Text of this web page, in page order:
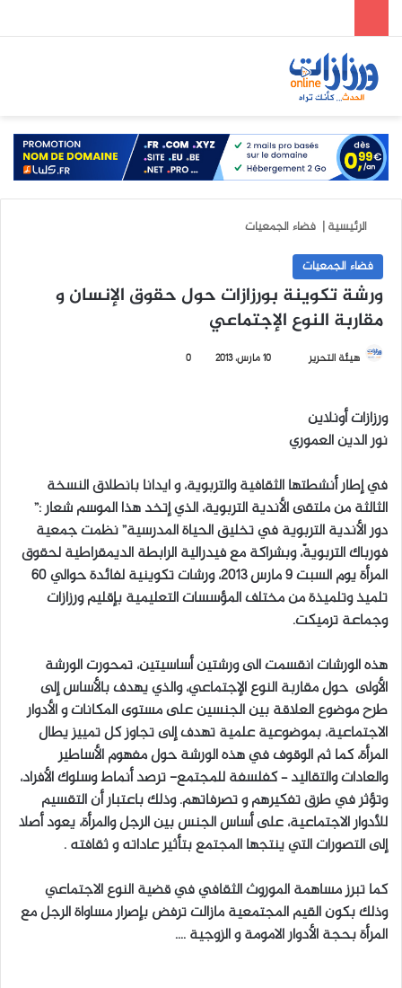
الرئيسية| فضاء الجمعيات
فضاء الجمعيات
ورشة تكوينة بورزازات حول حقوق الإنسان و
مقاربة النوع الإجتماعي
هيئة التحرير
ب
ي
د
ا
إ
ك
و
ن
ي
ا
10 مارس، 2013 0
ورزازات أونلاين
نور الدين العموري
في إطار أنشطتها الثقافية والتربوية، و ايدانا بانطلاق النسخة
الثالثة من ملتقى الأندية التربوية، الذي إتخد هذا الموسم شعار :”
دور الأندية التربوية في تخليق الحياة المدرسية” نظمت جمعية
فورباك التربويةّ، وبشراكة مع فيدرالية الرابطة الديمقراطية لحقوق
المرأة يوم السبت 9 مارس 2013، ورشات تكوينية لفائدة حوالي 60
تلميذ وتلميذة من مختلف المؤسسات التعليمية بإقليم ورزازات
وجماعة ترميكت.
هذه الورشات انقسمت الى ورشتين أساسيتين، تمحورت الورشة
الأولى حول مقاربة النوع الإجتماعي، والذي يهدف بالأساس إلى
طرح موضوع العلاقة بين الجنسين على مستوى المكانات و الأدوار
الاجتماعية، بموضوعية علمية تهدف إلى تجاوز كل تمييز يطال
المرأة، كما ثم الوقوف في هذه الورشة حول مفهوم الأساطير
والعادات والتقاليد – كفلسفة للمجتمع- ترصد أنماط وسلوك الأفراد،
وتؤثر في طرق تفكيرهم و تصرفاتهم. وذلك باعتبار أن التقسيم
للأدوار الاجتماعية، على أساس الجنس بين الرجل والمرأة، يعود أصلا
إلى التصورات التي ينتجها المجتمع بتأثير عاداته و ثقافته .
كما تبرز مساهمة الموروث الثقافي في قضية النوع الاجتماعي
وذلك بكون القيم المجتمعية مازالت ترفض بإصرار مساواة الرجل مع
المرأة بحجة الأدوار الامومة و الزوجية ….